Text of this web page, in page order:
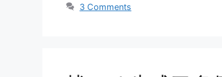
3 Comments